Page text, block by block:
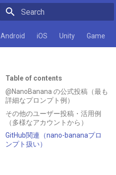
Android iOS Unity Game
Table of contents
@NanoBanana の公式投稿（最も
詳細なプロンプト例）
その他のユーザー投稿・活用例
（多様なアカウントから）
GitHub関連（nano-bananaプロ
ンプト扱い）